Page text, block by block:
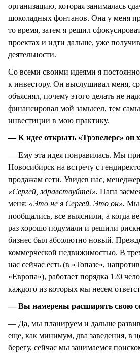
организацию, которая занималась
шоколадных фонтанов. Она у меня
то время, затем я решил
проектах и идти дальше, уже
деятельности.
Со всеми своими идеями я
к инвестору. Он выслушивал меня,
объяснял, почему этого делать не
финансировал мой замысел, тем
инвестиции в мою практику.
— К идее открыть «Трэвелерс» он
— Ему эта идея понравилась. Мы
Новосибирск на встречу с
продажам сети. Увидев нас,
«Сергей, здравствуйте!». Папа
меня: «Это не я Сергей. Это он». Мы
пообщались, все выяснили, а когда
раз хорошо подумали и решили
бизнес был абсолютно новый.
коммерческой недвижимостью. В
нас сейчас есть (в «Топазе»,
«Европа»), работает порядка 120
каждого из которых мы несем
— Вы намерены расширять свою
— Да, мы планируем и дальше
еще, как минимум, два заведения, в
берегу, сейчас мы занимаемся